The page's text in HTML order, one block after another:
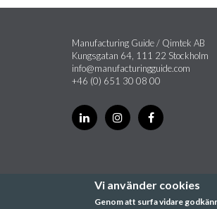
Manufacturing Guide / Qimtek AB
Kungsgatan 64, 111 22 Stockholm
info@manufacturingguide.com
+46 (0) 651 30 08 00
Vi använder cookies
Genom att surfa vidare